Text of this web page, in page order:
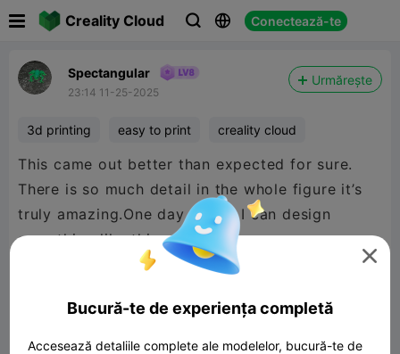
Creality Cloud   Conectează-te
Spectangular
23:14 11-25-2025
Urmărește
3d printing easy to print creality cloud
This came out better than expected for sure.
There is so much detail in the whole figure it’s
truly amazing.One day I hope I can design
something like this.

Bucură-te de experiența completă
Accesează detaliile complete ale modelelor, bucură-te de